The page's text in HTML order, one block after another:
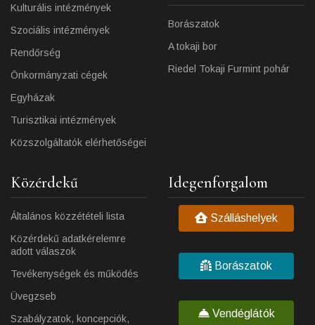
Kulturális intézmények
Szociális intézmények
Rendőrség
Önkormányzati cégek
Egyházak
Turisztikai intézmények
Közszolgáltatók elérhetőségei
Borászatok
A tokaji bor
Riedel Tokaji Furmint pohár
Közérdekű
Általános közzétételi lista
Közérdekű adatkérelemre
adott válaszok
Tevékenységek és működés
Üvegzseb
Szabályzatok, koncepciók,
Idegenforgalom
Szálláshelyek
Borászatok
Vendéglátók